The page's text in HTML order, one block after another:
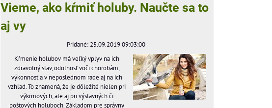
Vieme, ako kŕmiť holuby. Naučte sa to
aj vy
Pridané: 25.09.2019 09:03:00
Kŕmenie holubov má veľký vplyv na ich
zdravotný stav, odolnosť voči chorobám,
výkonnosť a v neposlednom rade aj na ich
vzhľad. To znamená, že je dôležité nielen pri
výkrmových, ale aj pri výstavných či
poštových holuboch. Základom pre správny